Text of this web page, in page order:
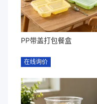
PP带盖打包餐盒
在线询价